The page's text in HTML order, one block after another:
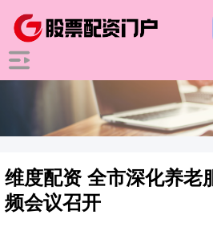
维度配资 全市深化养老
频会议召开